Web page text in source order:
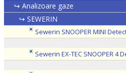
•
↪ Analizoare gaze
↪ SEWERIN
Sewerin SNOOPER MINI
Sewerin EX-TEC SNOOPER 4